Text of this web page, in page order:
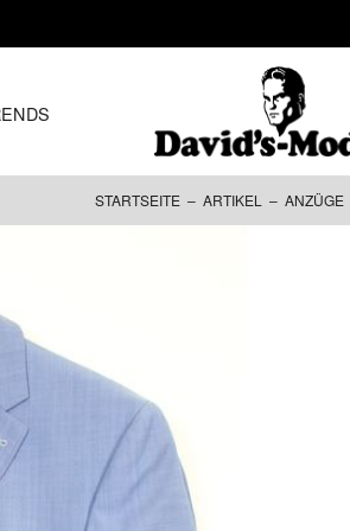
STARTSEITE – ARTIKEL – ANZÜGE